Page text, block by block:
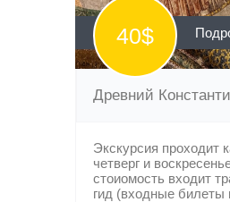
40$
Древний
Экскурсия проходит
четверг и
стоиомость входит
гид (входные билеты